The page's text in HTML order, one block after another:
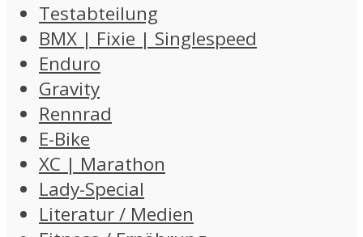
Testabteilung
BMX | Fixie | Singlespeed
Enduro
Gravity
Rennrad
E-Bike
XC | Marathon
Lady-Special
Literatur / Medien